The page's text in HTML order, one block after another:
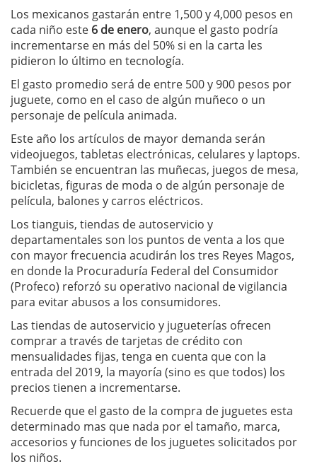
Los mexicanos gastarán entre 1,500 y 4,000 pesos en
cada niño este 6 de enero, aunque el gasto podría
incrementarse en más del 50% si en la carta les
pidieron lo último en tecnología.
El gasto promedio será de entre 500 y 900 pesos por
juguete, como en el caso de algún muñeco o un
personaje de película animada.
Este año los artículos de mayor demanda serán
videojuegos, tabletas electrónicas, celulares y laptops.
También se encuentran las muñecas, juegos de mesa,
bicicletas, figuras de moda o de algún personaje de
película, balones y carros eléctricos.
Los tianguis, tiendas de autoservicio y
departamentales son los puntos de venta a los que
con mayor frecuencia acudirán los tres Reyes Magos,
en donde la Procuraduría Federal del Consumidor
(Profeco) reforzó su operativo nacional de vigilancia
para evitar abusos a los consumidores.
Las tiendas de autoservicio y jugueterías ofrecen
comprar a través de tarjetas de crédito con
mensualidades fijas, tenga en cuenta que con la
entrada del 2019, la mayoría (sino es que todos) los
precios tienen a incrementarse.
Recuerde que el gasto de la compra de juguetes esta
determinado mas que nada por el tamaño, marca,
accesorios y funciones de los juguetes solicitados por
los niños.